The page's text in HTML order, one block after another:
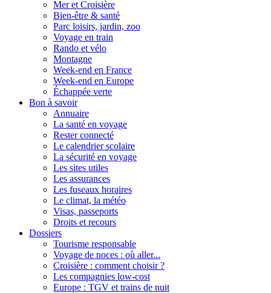
Mer et Croisière
Bien-être & santé
Parc loisirs, jardin, zoo
Voyage en train
Rando et vélo
Montagne
Week-end en France
Week-end en Europe
Échappée verte
Bon à savoir
Annuaire
La santé en voyage
Rester connecté
Le calendrier scolaire
La sécurité en voyage
Les sites utiles
Les assurances
Les fuseaux horaires
Le climat, la météo
Visas, passeports
Droits et recours
Dossiers
Tourisme responsable
Voyage de noces : où aller...
Croisière : comment choisir ?
Les compagnies low-cost
Europe : TGV et trains de nuit